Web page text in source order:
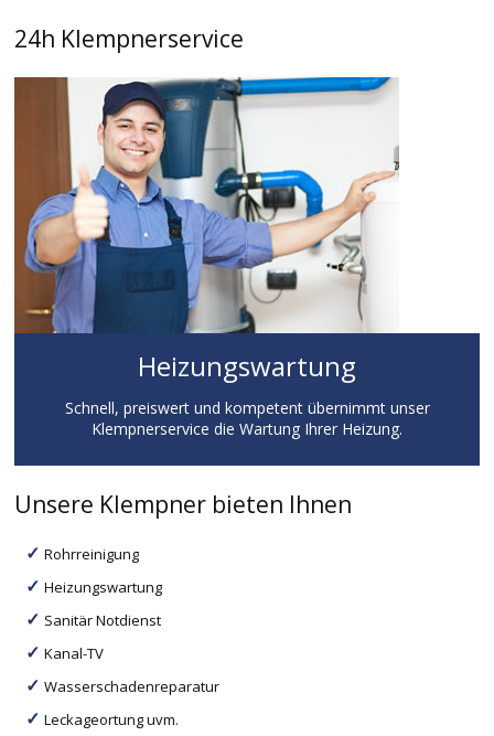
24h Klempnerservice
Heizungswartung
Schnell, preiswert und kompetent übernimmt unser
Klempnerservice die Wartung Ihrer Heizung.
Unsere Klempner bieten Ihnen
Rohrreinigung
Heizungswartung
Sanitär Notdienst
Kanal-TV
Wasserschadenreparatur
Leckageortung uvm.